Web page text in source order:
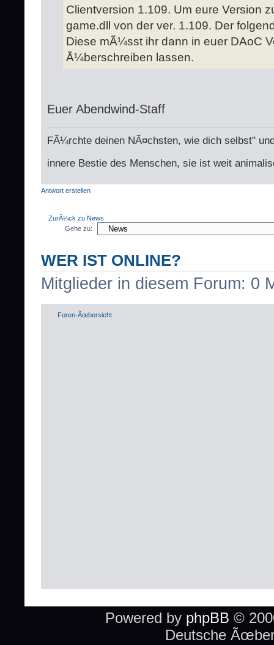
Clientversion 1.109. Um eure Version
game.dll von der ver. 1.109. Der
Diese mÃ¼sst ihr dann in euer DAoC
Ã¼berschreiben lassen.
Euer Abendwind-Staff
FÃ¼rchte deinen NÃ¤chsten, wie dich selbst"
innere Bestie des Menschen, sie ist weit
Antwort erstellen
ZurÃ¼ck zu News
Gehe zu:
WER IST ONLINE?
Mitglieder in diesem Forum: 0
Foren-Ãœbersicht
Powered by phpBB ©
Deutsche